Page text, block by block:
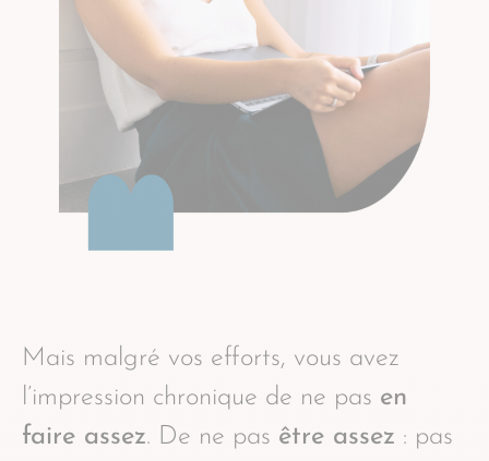
Mais malgré vos efforts, vous avez
l’impression chronique de ne pas en
faire assez. De ne pas être assez : pas